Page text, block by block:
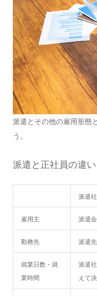
派遣とその他の雇用形態
う。
派遣と正社員の違い
派遣
雇用主 派遣
勤務先 派遣
就業日数・就
業時間
派遣
えて